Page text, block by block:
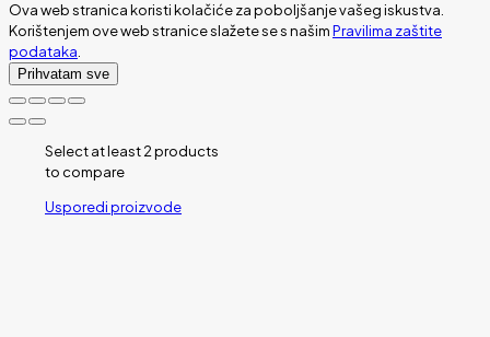
Ova web stranica koristi kolačiće za poboljšanje vašeg iskustva.
Korištenjem ove web stranice slažete se s našimPravilima zaštite
podataka.
Prihvatam sve
Select at least 2 products
to compare
Usporedi proizvode